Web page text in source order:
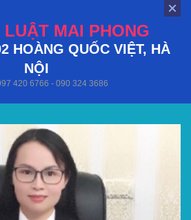
LUẬT MAI PHONG
HOÀNG QUỐC VIỆT, HÀ
NỘI
420 6766 - 090 324 3686